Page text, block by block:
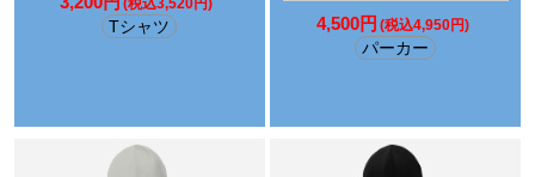
(税込3,520円)
Tシャツ 4,500円 (税込4,950円)
パーカー